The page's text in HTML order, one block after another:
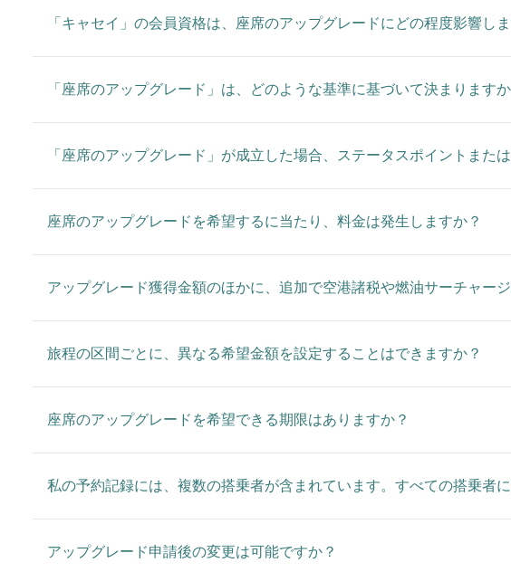
「キャセイ」の会員資格は、座席のアップグレードにどの程度影響し
「座席のアップグレード」は、どのような基準に基づいて決まりますか
「座席のアップグレード」が成立した場合、ステータスポイントまた
座席のアップグレードを希望するに当たり、料金は発生しますか？
アップグレード獲得金額のほかに、追加で空港諸税や燃油サーチャー
旅程の区間ごとに、異なる希望金額を設定することはできますか？
座席のアップグレードを希望できる期限はありますか？
私の予約記録には、複数の搭乗者が含まれています。すべての搭乗者
アップグレード申請後の変更は可能ですか？